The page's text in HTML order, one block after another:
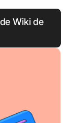
Wiki de